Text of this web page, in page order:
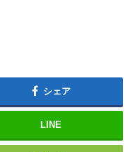
シェア
LINE